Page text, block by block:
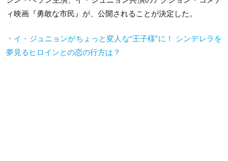
ィ映画『勇敢な市民』が、公開されることが決定した。
・イ・ジュニョンがちょっと変人な“王子様”に！ シンデレラを
夢見るヒロインとの恋の行方は？